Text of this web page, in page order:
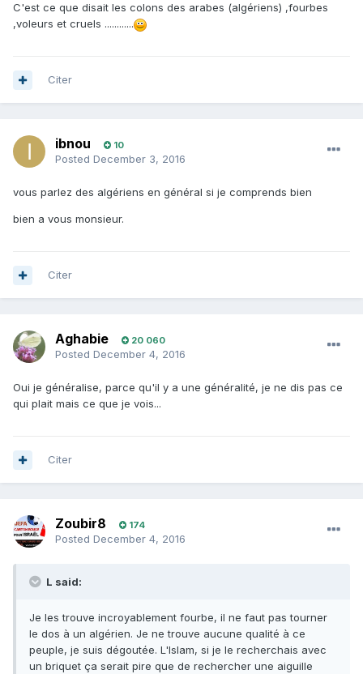
C'est ce que disait les colons des arabes (algériens) ,fourbes
,voleurs et cruels ............
Citer
ibnou 10
Posted December 3, 2016
vous parlez des algériens en général si je comprends bien
bien a vous monsieur.
Citer
Aghabie 20 060
Posted December 4, 2016
Oui je généralise, parce qu'il y a une généralité, je ne dis pas ce
qui plait mais ce que je vois...
Citer
Zoubir8 174
Posted December 4, 2016
L said:
Je les trouve incroyablement fourbe, il ne faut pas tourner
le dos à un algérien. Je ne trouve aucune qualité à ce
peuple, je suis dégoutée. L'Islam, si je le recherchais avec
un briquet ça serait pire que de rechercher une aiguille